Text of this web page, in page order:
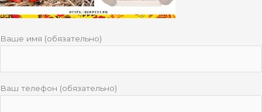
Ваше имя (обязательно)
Ваш телефон (обязательно)